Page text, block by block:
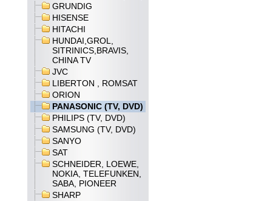
GRUNDIG
HISENSE
HITACHI
HUNDAI,GROL,
SITRINICS,BRAVIS,
CHINA TV
JVC
LIBERTON , ROMSAT
ORION
PANASONIC (TV, DVD)
PHILIPS (TV, DVD)
SAMSUNG (TV, DVD)
SANYO
SAT
SCHNEIDER, LOEWE,
NOKIA, TELEFUNKEN,
SABA, PIONEER
SHARP